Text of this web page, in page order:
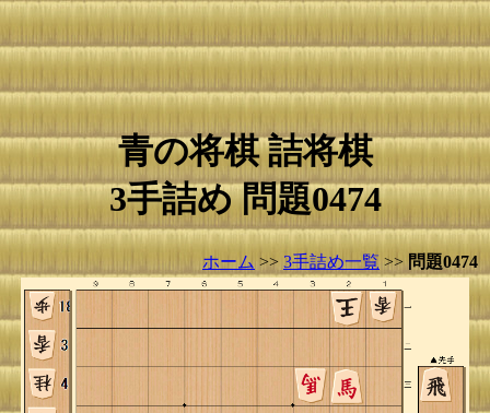
青の将棋 詰将棋
3手詰め 問題0474
ホーム >> 3手詰め一覧 >> 問題0474